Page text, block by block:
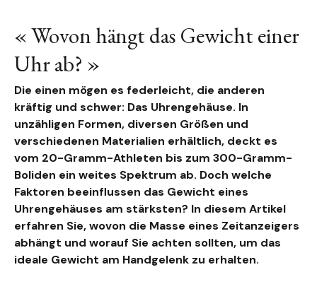
« Wovon hängt das Gewicht einer
Uhr ab? »
Die einen mögen es federleicht, die anderen
kräftig und schwer: Das Uhrengehäuse. In
unzähligen Formen, diversen Größen und
verschiedenen Materialien erhältlich, deckt es
vom 20-Gramm-Athleten bis zum 300-Gramm-
Boliden ein weites Spektrum ab. Doch welche
Faktoren beeinflussen das Gewicht eines
Uhrengehäuses am stärksten? In diesem Artikel
erfahren Sie, wovon die Masse eines Zeitanzeigers
abhängt und worauf Sie achten sollten, um das
ideale Gewicht am Handgelenk zu erhalten.